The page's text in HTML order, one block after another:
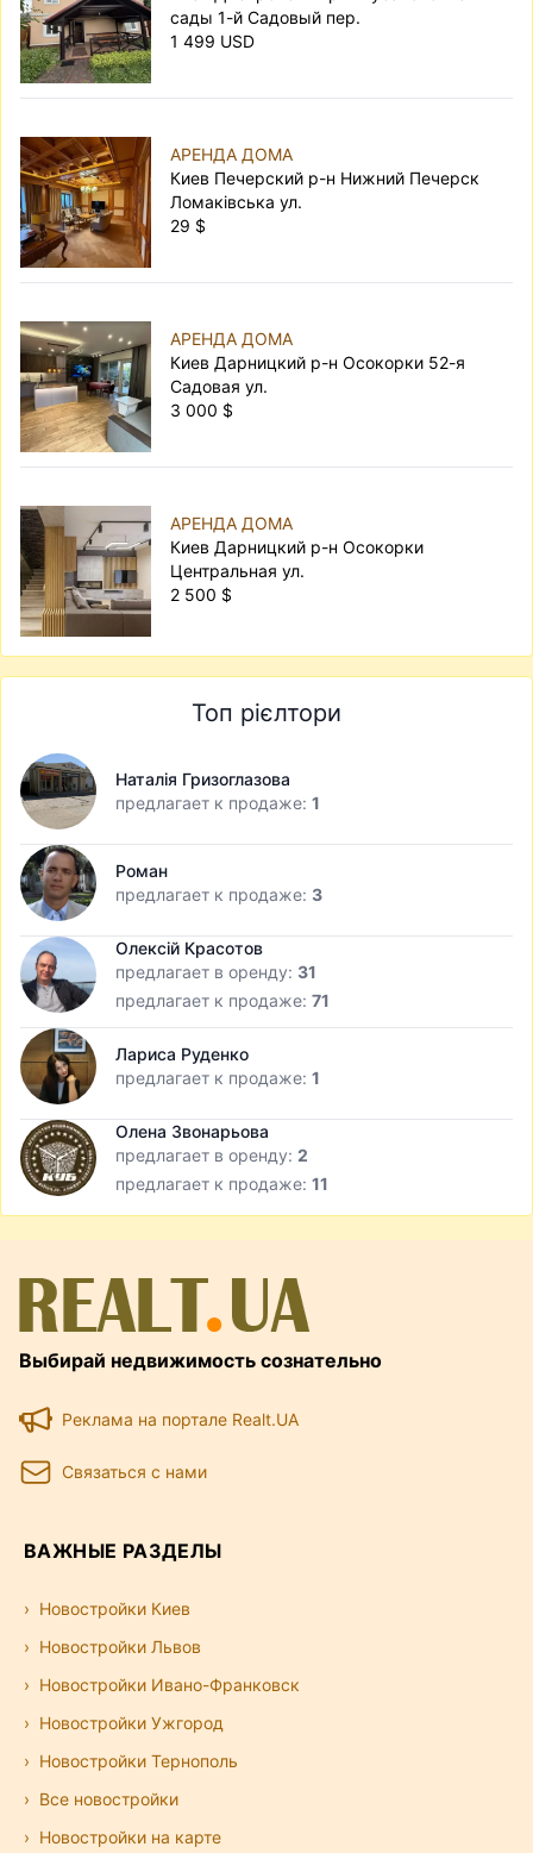
сады 1-й Садовый пер.
1 499 USD
АРЕНДА ДОМА
Киев Печерский р-н Нижний Печерск
Ломаківська ул.
29 $
АРЕНДА ДОМА
Киев Дарницкий р-н Осокорки 52-я
Садовая ул.
3 000 $
АРЕНДА ДОМА
Киев Дарницкий р-н Осокорки
Центральная ул.
2 500 $
Топ рієлтори
Наталія Гризоглазова
предлагает к продаже: 1
Роман
предлагает к продаже: 3
Олексій Красотов
предлагает в оренду: 31
предлагает к продаже: 71
Лариса Руденко
предлагает к продаже: 1
Олена Звонарьова
предлагает в оренду: 2
предлагает к продаже: 11
Выбирай недвижимость сознательно
Реклама на портале Realt.UA
Связаться с нами
ВАЖНЫЕ РАЗДЕЛЫ
Новостройки Киев
Новостройки Львов
Новостройки Ивано-Франковск
Новостройки Ужгород
Новостройки Тернополь
Все новостройки
Новостройки на карте